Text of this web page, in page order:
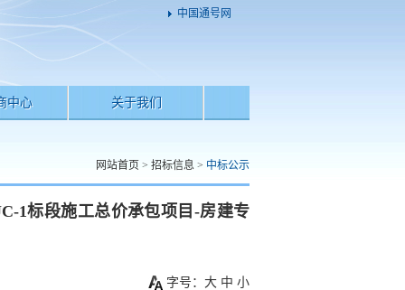
中国通号网
中心 关于我们
网站首页 > 招标信息 > 中标公示
1标段施工总价承包项目-房建专
字号： 大 中 小